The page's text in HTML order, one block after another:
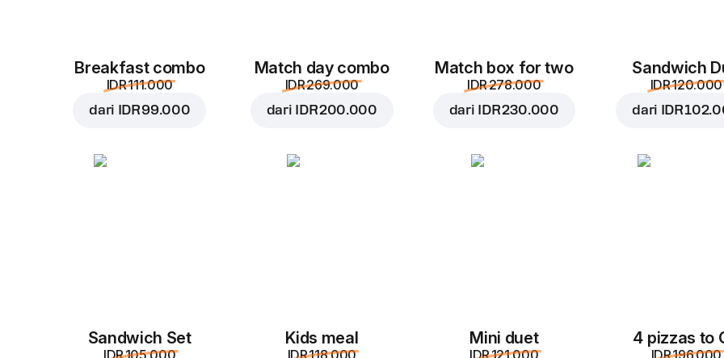
Breakfast combo
IDR 111.000
dari IDR 99.000
Match day combo
IDR 269.000
dari IDR 200.000
Match box for two
IDR 278.000
dari IDR 230.000
Sandwich
IDR 120.000
dari IDR
Sandwich Set Kids meal Mini duet 4 pizzas to